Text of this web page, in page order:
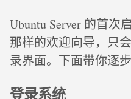
Ubuntu Server 的首次
那样的欢迎向导，只
录界面。下面带你逐
登录系统